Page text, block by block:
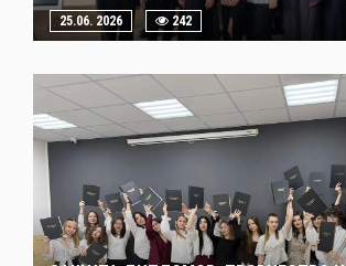
25.06. 2026 242